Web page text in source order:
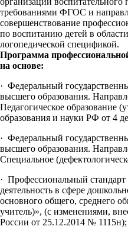
требованиями ФГОС и
совершенствование
по воспитанию детей в
логопедической спецификой.
Программа
на основе:
· Федеральный
высшего образования.
Педагогическое образование
образования и науки РФ от 4
· Федеральный
высшего образования.
Специальное
· Профессиональный стандарт
деятельность в сфере
основного общего, среднего
учитель)», (с изменениями,
России от 25.12.2014 № 1115н);